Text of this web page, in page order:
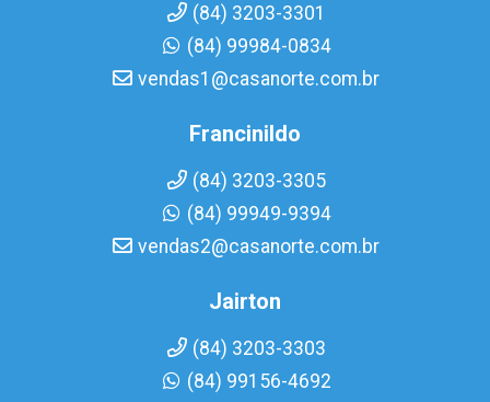
(84) 3203-3301
(84) 99984-0834
vendas1@casanorte.com.br
Francinildo
(84) 3203-3305
(84) 99949-9394
vendas2@casanorte.com.br
Jairton
(84) 3203-3303
(84) 99156-4692